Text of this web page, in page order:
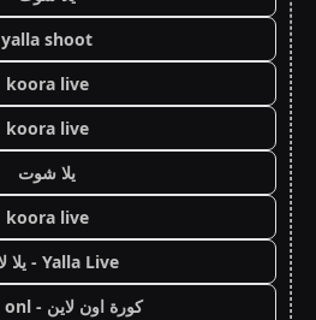
yalla shoot
koora live
koora live
يلا شوت
koora live
Yalla Live - يلا لايف
كورة اون لاين - koora onl